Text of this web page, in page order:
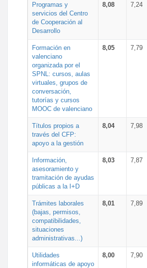
Programas y
servicios del Centro
de Cooperación al
Desarrollo
8,08 7,24
Formación en
valenciano
organizada por el
SPNL: cursos, aulas
virtuales, grupos de
conversación,
tutorías y cursos
MOOC de valenciano
8,05 7,79
Títulos propios a
través del CFP:
apoyo a la gestión
8,04 7,98
Información,
asesoramiento y
tramitación de ayudas
públicas a la I+D
8,03 7,87
Trámites laborales
(bajas, permisos,
compatibilidades,
situaciones
administrativas...)
8,01 7,89
Utilidades
informáticas de apoyo
8,00 7,90